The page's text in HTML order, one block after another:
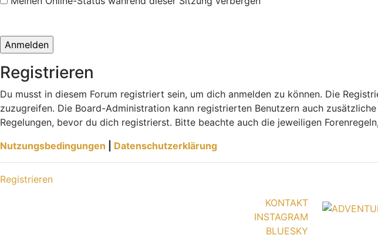
Registrieren
Du musst in diesem Forum registriert sein, um dich anmelden zu können. Die
zuzugreifen. Die Board-Administration kann registrierten Benutzern auch
Regelungen, bevor du dich registrierst. Bitte beachte auch die jeweiligen
Nutzungsbedingungen
Datenschutzerklärung
Registrieren
KONTAKT
INSTAGRAM
BLUESKY